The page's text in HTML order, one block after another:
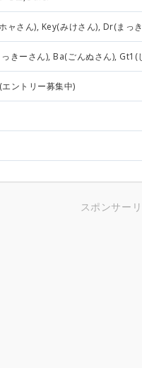
ャさん), Key(みけさん), Dr(まっ
きーさん), Ba(ごんぬさん), Gt1(
エントリー募集中)
スポンサー